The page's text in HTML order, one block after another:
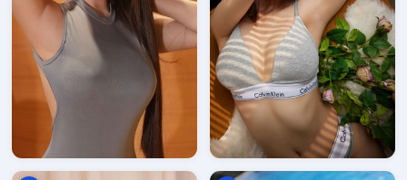
渊
眼
万
白
沙
逆
风
局
97
万